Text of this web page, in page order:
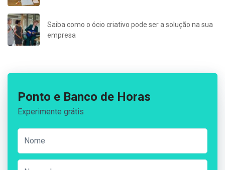
Saiba como o ócio criativo pode ser a solução na sua
empresa
Ponto e Banco de Horas
Experimente grátis